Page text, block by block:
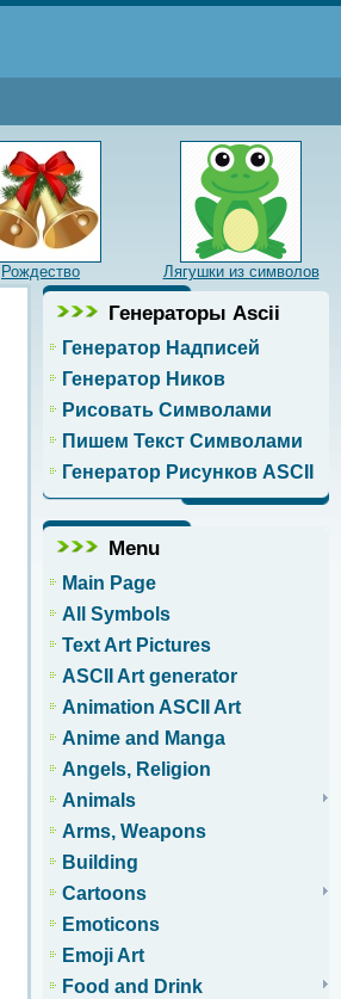
Рождество Лягушки из символов
Генераторы Ascii
Генератор Надписей
Генератор Ников
Рисовать Символами
Пишем Текст Символами
Генератор Рисунков ASCII
Menu
Main Page
All Symbols
Text Art Pictures
ASCII Art generator
Animation ASCII Art
Anime and Manga
Angels, Religion
Animals
Arms, Weapons
Building
Cartoons
Emoticons
Emoji Art
Food and Drink